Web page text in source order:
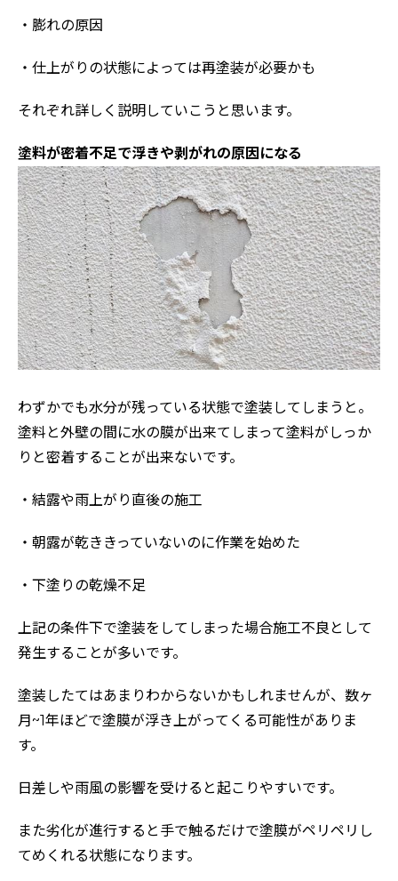
・膨れの原因
・仕上がりの状態によっては再塗装が必要かも
それぞれ詳しく説明していこうと思います。
塗料が密着不足で浮きや剥がれの原因になる
わずかでも水分が残っている状態で塗装してしまうと。
塗料と外壁の間に水の膜が出来てしまって塗料がしっか
りと密着することが出来ないです。
・結露や雨上がり直後の施工
・朝露が乾ききっていないのに作業を始めた
・下塗りの乾燥不足
上記の条件下で塗装をしてしまった場合施工不良として
発生することが多いです。
塗装したてはあまりわからないかもしれませんが、数ヶ
月~1年ほどで塗膜が浮き上がってくる可能性がありま
す。
日差しや雨風の影響を受けると起こりやすいです。
また劣化が進行すると手で触るだけで塗膜がペリペリし
てめくれる状態になります。